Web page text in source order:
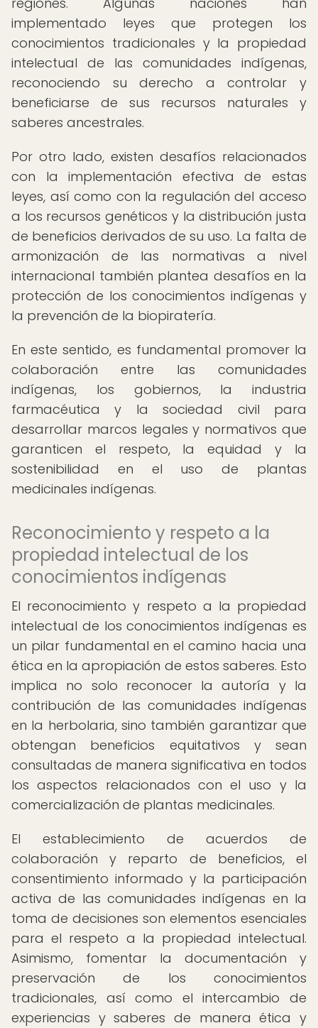
implementado leyes que protegen los
conocimientos tradicionales y la propiedad
intelectual de las comunidades indígenas,
reconociendo su derecho a controlar y
beneficiarse de sus recursos naturales y
saberes ancestrales.
Por otro lado, existen desafíos relacionados
con la implementación efectiva de estas
leyes, así como con la regulación del acceso
a los recursos genéticos y la distribución justa
de beneficios derivados de su uso. La falta de
armonización de las normativas a nivel
internacional también plantea desafíos en la
protección de los conocimientos indígenas y
la prevención de la biopiratería.
En este sentido, es fundamental promover la
colaboración entre las comunidades
indígenas, los gobiernos, la industria
farmacéutica y la sociedad civil para
desarrollar marcos legales y normativos que
garanticen el respeto, la equidad y la
sostenibilidad en el uso de plantas
medicinales indígenas.
Reconocimiento y respeto a la
propiedad intelectual de los
conocimientos indígenas
El reconocimiento y respeto a la propiedad
intelectual de los conocimientos indígenas es
un pilar fundamental en el camino hacia una
ética en la apropiación de estos saberes. Esto
implica no solo reconocer la autoría y la
contribución de las comunidades indígenas
en la herbolaria, sino también garantizar que
obtengan beneficios equitativos y sean
consultadas de manera significativa en todos
los aspectos relacionados con el uso y la
comercialización de plantas medicinales.
El establecimiento de acuerdos de
colaboración y reparto de beneficios, el
consentimiento informado y la participación
activa de las comunidades indígenas en la
toma de decisiones son elementos esenciales
para el respeto a la propiedad intelectual.
Asimismo, fomentar la documentación y
preservación de los conocimientos
tradicionales, así como el intercambio de
experiencias y saberes de manera ética y